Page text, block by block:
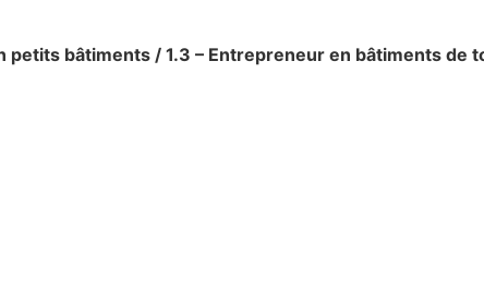
petits bâtiments / 1.3 – Entrepreneur en bâtiments de